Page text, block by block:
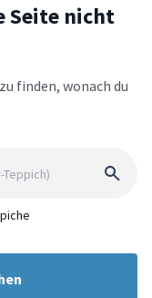
Seite nicht
finden, wonach du